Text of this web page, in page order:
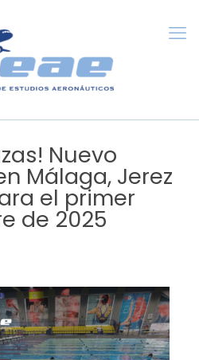
Nuevo
Málaga, Jerez
el primer
de 2025